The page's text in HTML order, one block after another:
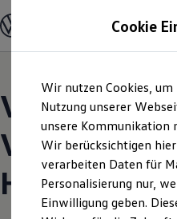
Hauptinhalt
springen
Footer
springen
Modelle und Konfigurator
Konfigurator
Modelle vergleichen
Elektroautos
ENERGY
Nutzfahrzeuge
SUV und CUV
Familienautos
Kombis
Kompaktwagen
Sportwagen
Schnell verfügbare
Hannover
Cookie
Wir nutzen Cookies,
Nutzung unserer
unsere Kommunikation
Wir berücksichtigen
verarbeiten Daten für
Personalisierung nur,
Einwilligung geben.